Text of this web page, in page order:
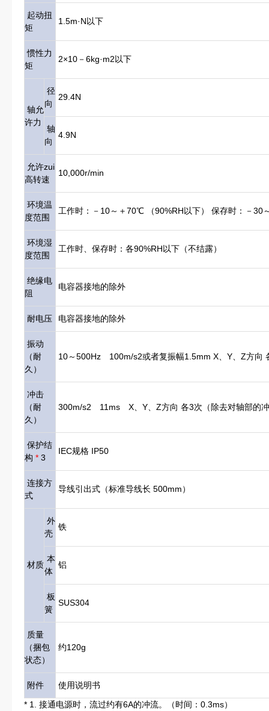
起动扭
矩
1.5m·N以下
惯性力
矩
2×10－6kg·m2以下
轴允
许力
径
向
29.4N
轴
向
4.9N
允许zui
高转速
10,000r/min
环境温
度范围
工作时：－10～＋70℃ （90%RH以下） 保存时：－30
环境湿
度范围
工作时、保存时：各90%RH以下（不结露）
绝缘电
阻
电容器接地的除外
耐电压 电容器接地的除外
振动
（耐
久）
10～500Hz 100m/s2或者复振幅1.5mm X、Y、Z方向
冲击
（耐
久）
300m/s2 11ms X、Y、Z方向 各3次（除去对轴部的
保护结
构 * 3
IEC规格 IP50
连接方
式
导线引出式（标准导线长 500mm）
材质
外
壳
铁
本
体
铝
板
簧
SUS304
质量
（捆包
状态）
约120g
附件
使用说明书
* 1. 接通电源时，流过约有6A的冲流。（时间：0.3ms）